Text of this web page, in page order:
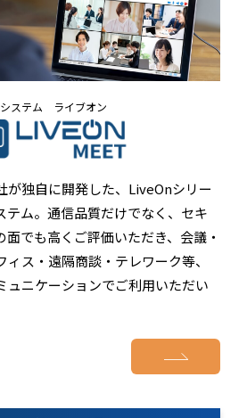
ステム ライブオン
が独自に開発した、LiveOnシリー
テム。通信品質だけでなく、セキ
面でも高くご評価いただき、会議・
ス・遠隔商談・テレワーク等、
ュニケーションでご利用いただい